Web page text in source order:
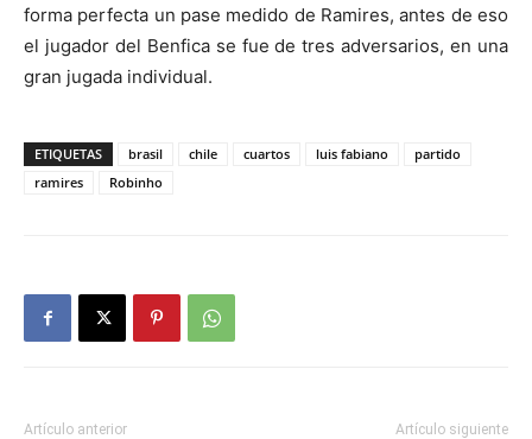
forma perfecta un pase medido de Ramires, antes de eso
el jugador del Benfica se fue de tres adversarios, en una
gran jugada individual.
ETIQUETAS brasil chile cuartos luis fabiano
partido
ramires
Robinho
Artículo anterior Artículo siguiente